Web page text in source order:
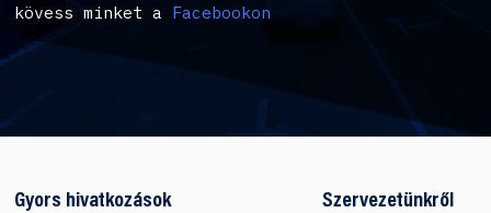
kövess minket a Facebookon
Gyors hivatkozások Szervezetünkről